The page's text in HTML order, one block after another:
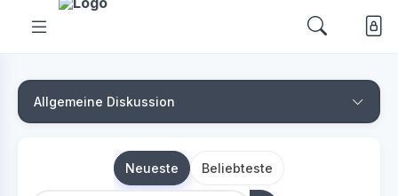
Allgemeine Diskussion
Neueste Beliebteste